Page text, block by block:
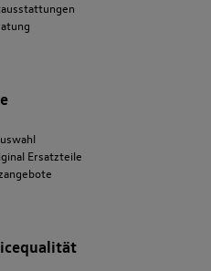
Ersatzteile